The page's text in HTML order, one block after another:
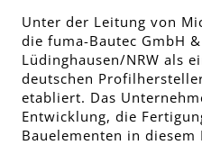
Unter der Leitung von
die fuma-Bautec GmbH
Lüdinghausen/NRW als
deutschen
etabliert. Das
Entwicklung, die
Bauelementen in